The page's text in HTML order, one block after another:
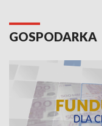
GOSPODARKA